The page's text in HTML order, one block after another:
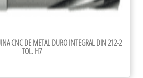
CNC DE METAL DURO INTEGRAL DIN 212-2
TOL. H7